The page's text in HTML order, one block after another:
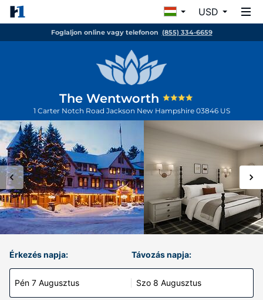
USD
Foglaljon online vagy telefonon (855) 334-6659
The Wentworth
1 Carter Notch Road Jackson New Hampshire 03846 US
Érkezés napja:
Pén 7 Augusztus
Távozás napja:
Szo 8 Augusztus